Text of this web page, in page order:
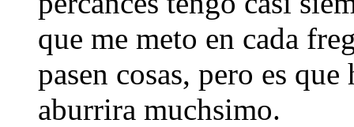
que me meto en cada
pasen cosas, pero es
aburrira muchsimo.